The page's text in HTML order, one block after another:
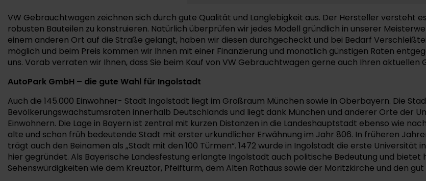
VW Gebrauchtwagen zeichnen sich durch gute Qualität und Langlebigkeit aus. Der Hersteller versteht
robusten Bauteilen zu konstruieren. Natürlich überprüfen wir jedes Modell gründlich in unserer
einem anderen Ort auf die Straße gelangt, haben wir diesen durchgecheckt und bei Bedarf
möglich und beim Preis kommen wir Ihnen mit einer Finanzierung und monatlich günstigen Raten
uns. Vorab verraten wir Ihnen, dass Sie beim Kauf von VW Gebrauchtwagen gerne auch Ihren aktuellen
AutoPark GmbH – die gute Wahl für Ingolstadt
Auch die 145.000 Einwohner- Stadt Ingolstadt liegt im Großraum München sowie in Oberbayern. Die
Bevölkerungswachstumsraten innerhalb Deutschlands und liegt dank München und anderer Orte der
Einwohnern. Die Lage in Bayern ist zentral mit kurzen Distanzen in die Landeshauptstadt ebenso wie
alte und schon früh bedeutende Stadt mit erster urkundlicher Erwähnung im Jahr 806. In früheren
trägt auch den Beinamen als „Stadt mit den 100 Türmen“. 1472 wurde in Ingolstadt die erste
hier gegründet. Als Bayerische Landesfestung erlangte Ingolstadt auch politische Bedeutung und
Sehenswürdigkeiten wie dem Kreuztor, Pfeifturm, dem Alten Rathaus sowie der Moritzkirche und den